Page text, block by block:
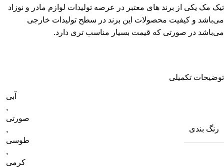
تیک مک یکی از برند های معتبر در عرصه تولیدات لوازم مادر و نوزاد
می‌باشد و کیفیت محصولات این برند در سطح تولیدات خارجی
می‌باشد در صورتی که قیمت بسیار مناسب تری دارد.
توضیحات تکمیلی
رنگ بندی
آبی
,
صورتی
,
طوسی
,
کرمی